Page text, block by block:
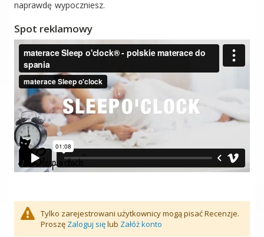
naprawdę wypoczniesz.
Spot reklamowy
Tylko zarejestrowani użytkownicy mogą pisać Recenzje.
Proszę Zaloguj sięlub Załóż konto